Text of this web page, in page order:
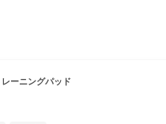
ーニングパッド